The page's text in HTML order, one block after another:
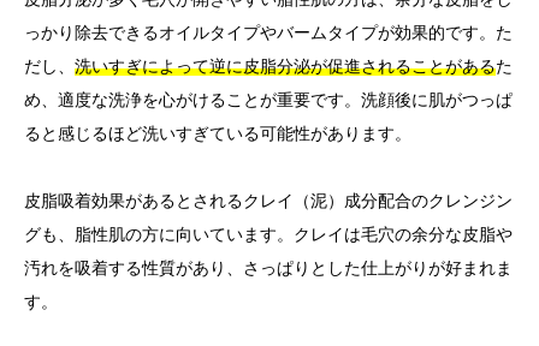
っかり除去できるオイルタイプやバームタイプが効果的です。た
だし、 洗いすぎによって逆に皮脂分泌が促進されることがあるた
め、適度な洗浄を心がけることが重要です。洗顔後に肌がつっぱ
ると感じるほど洗いすぎている可能性があります。
皮脂吸着効果があるとされるクレイ（泥）成分配合のクレンジン
グも、脂性肌の方に向いています。クレイは毛穴の余分な皮脂や
汚れを吸着する性質があり、さっぱりとした仕上がりが好まれま
す。